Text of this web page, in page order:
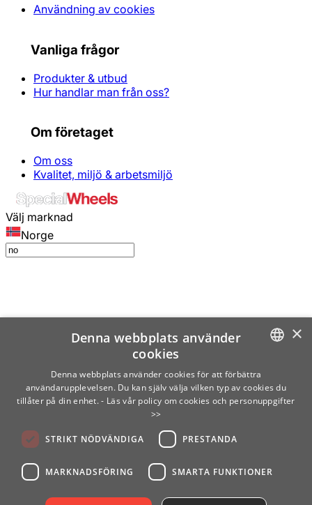
Användning av cookies
Vanliga frågor
Produkter & utbud
Hur handlar man från oss?
Om företaget
Om oss
Kvalitet, miljö & arbetsmiljö
Välj marknad
Norge
SWEDISH
×
Denna webbplats använder
cookies
Denna webbplats använder cookies för att förbättra
användarupplevelsen. Du kan själv välja vilken typ av cookies du
tillåter på din enhet. - Läs vår policy om cookies och personuppgifter
>>
STRIKT NÖDVÄNDIGA PRESTANDA
MARKNADSFÖRING SMARTA FUNKTIONER